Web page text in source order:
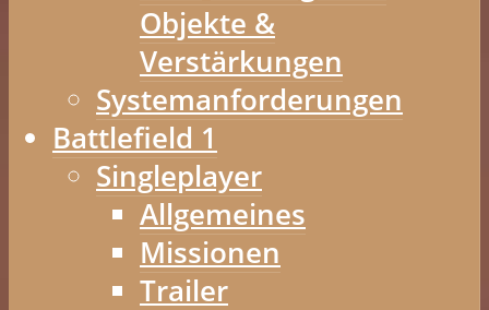
Objekte &
Verstärkungen
Systemanforderungen
Battlefield 1
Singleplayer
Allgemeines
Missionen
Trailer